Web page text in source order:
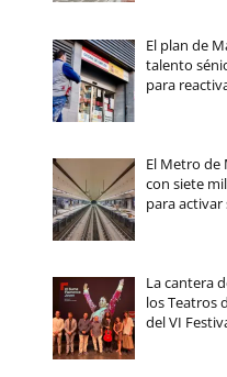
El plan de
talento
para
El Metro de
con siete
para
La cantera
los Teatros
del VI